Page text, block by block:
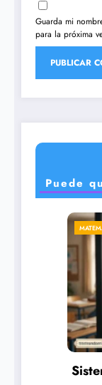
Guarda mi
para la próxima
Puede